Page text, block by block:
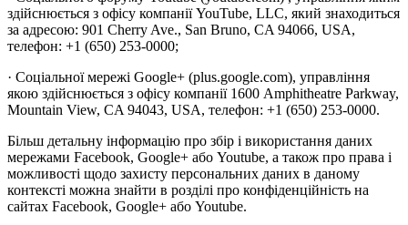
здійснюється з офісу компанії YouTube, LLC, який знаходиться
за адресою: 901 Cherry Ave., San Bruno, CA 94066, USA,
телефон: +1 (650) 253-0000;
· Соціальної мережі Google+ (plus.google.com), управління
якою здійснюється з офісу компанії 1600 Amphitheatre Parkway,
Mountain View, CA 94043, USA, телефон: +1 (650) 253-0000.
Більш детальну інформацію про збір і використання даних
мережами Facebook, Google+ або Youtube, а також про права і
можливості щодо захисту персональних даних в даному
контексті можна знайти в розділі про конфіденційність на
сайтах Facebook, Google+ або Youtube.